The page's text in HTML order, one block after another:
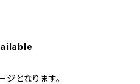
となります。